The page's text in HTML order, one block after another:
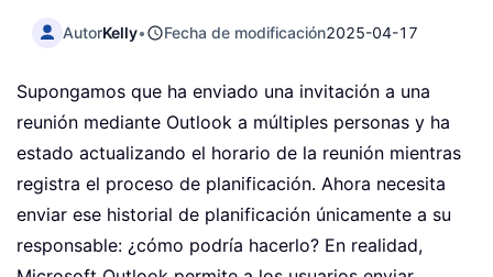
AutorKelly• Fecha de modificación2025-04-17
Supongamos que ha enviado una invitación a una
reunión mediante Outlook a múltiples personas y ha
estado actualizando el horario de la reunión mientras
registra el proceso de planificación. Ahora necesita
enviar ese historial de planificación únicamente a su
responsable: ¿cómo podría hacerlo? En realidad,